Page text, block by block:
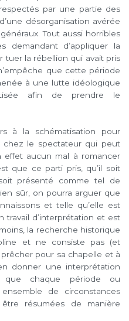
par une partie des
désorganisation avérée
Tout aussi horribles
demandant d’appliquer la
tuer la rébellion qui avait pris
que cette période
à une lutte idéologique
afin de prendre le
à la schématisation pour
le spectateur qui peut
effet aucun mal à romancer
que ce parti pris, qu’il soit
présenté comme tel de
sûr, on pourra arguer que
et telle qu’elle est
travail d’interprétation et est
la recherche historique
et ne consiste pas (et
pour sa chapelle et à
donner une interprétation
que chaque période ou
de circonstances
résumées de manière